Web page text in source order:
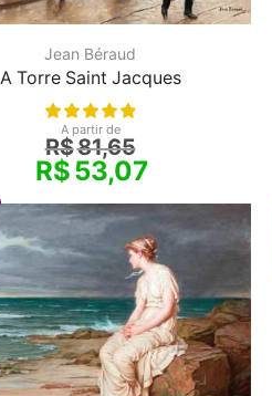
Jean Béraud
A Torre Saint Jacques
A partir de
R$81,65
R$53,07